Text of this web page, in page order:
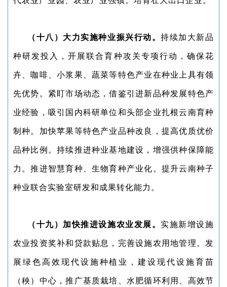
（十八）大力实施种业振兴行动。持续加大新品
种研发投入，开展联合育种攻关专项行动，确保花
卉、咖啡、小浆果、蔬菜等特色产业在种业上具有领
先优势。紧盯市场动态，借鉴引进新品种发展特色产
业经验，吸引国内科研单位和头部企业扎根云南育种
制种。加快苹果等特色产业品种改良，提高优质优价
品种比例。持续推进种业基地建设，增强供种保障能
力。推进智慧育种、生物育种产业化。提升云南种子
种业联合实验室研发和成果转化能力。
（十九）加快推进设施农业发展。 实施新增设施
农业投资奖补和贷款贴息，完善设施农用地管理。发
展绿色高效现代设施种植业，建设现代设施育苗
（秧）中心，推广基质栽培、水肥循环利用、高效节